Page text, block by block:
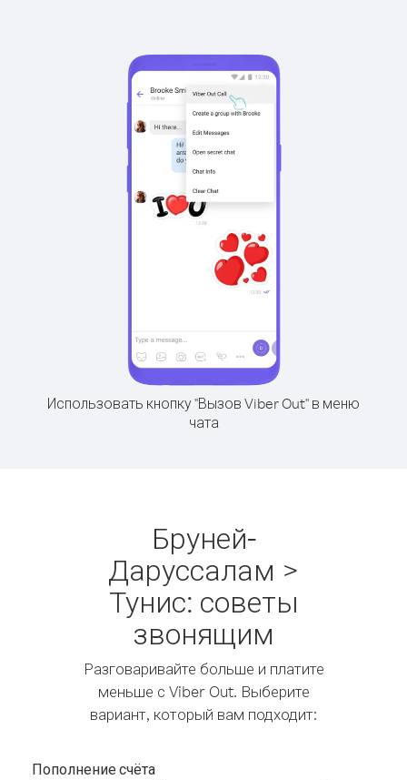
Использовать кнопку "Вызов Viber Out" в меню
чата
Бруней-
Даруссалам >
Тунис: советы
звонящим
Разговаривайте больше и платите
меньше с Viber Out. Выберите
вариант, который вам подходит:
Пополнение счёта